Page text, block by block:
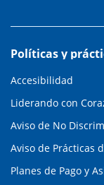
Políticas y
Accesibilidad
Liderando con
Aviso de No
Aviso de Prácticas
Planes de Pago y